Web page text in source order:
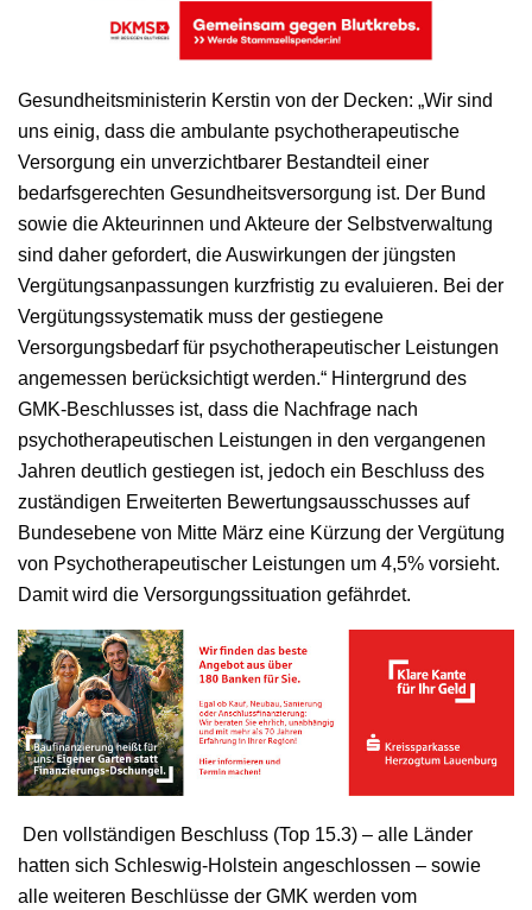
Gesundheitsministerin Kerstin von der Decken: „Wir sind
uns einig, dass die ambulante psychotherapeutische
Versorgung ein unverzichtbarer Bestandteil einer
bedarfsgerechten Gesundheitsversorgung ist. Der Bund
sowie die Akteurinnen und Akteure der Selbstverwaltung
sind daher gefordert, die Auswirkungen der jüngsten
Vergütungsanpassungen kurzfristig zu evaluieren. Bei der
Vergütungssystematik muss der gestiegene
Versorgungsbedarf für psychotherapeutischer Leistungen
angemessen berücksichtigt werden.“ Hintergrund des
GMK-Beschlusses ist, dass die Nachfrage nach
psychotherapeutischen Leistungen in den vergangenen
Jahren deutlich gestiegen ist, jedoch ein Beschluss des
zuständigen Erweiterten Bewertungsausschusses auf
Bundesebene von Mitte März eine Kürzung der Vergütung
von Psychotherapeutischer Leistungen um 4,5% vorsieht.
Damit wird die Versorgungssituation gefährdet.
Den vollständigen Beschluss (Top 15.3) – alle Länder
hatten sich Schleswig-Holstein angeschlossen – sowie
alle weiteren Beschlüsse der GMK werden vom